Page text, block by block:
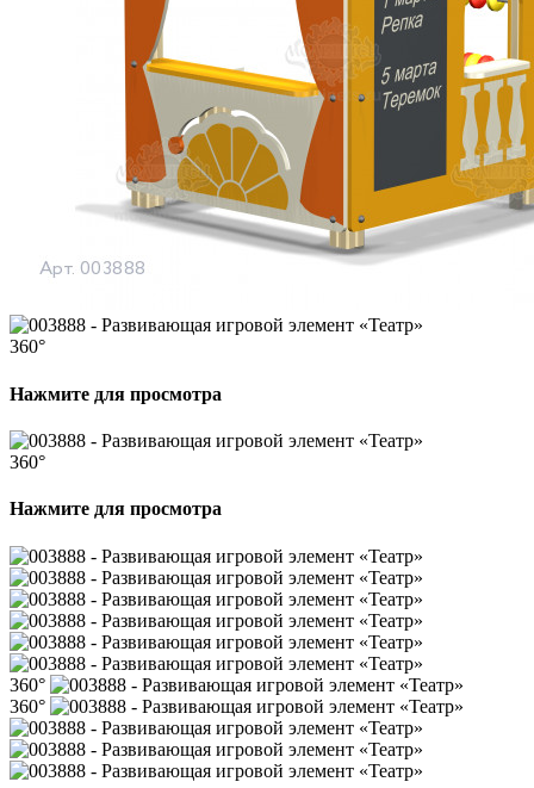
360°
Нажмите для просмотра
360°
Нажмите для просмотра
360°
360°